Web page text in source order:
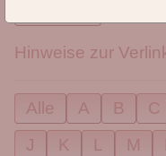
Hinweise zur
Alle A B C
J
K L M